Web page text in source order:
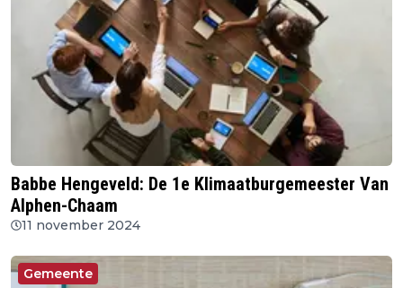
Babbe Hengeveld: De 1e Klimaatburgemeester Van
Alphen-Chaam
11 november 2024
Gemeente